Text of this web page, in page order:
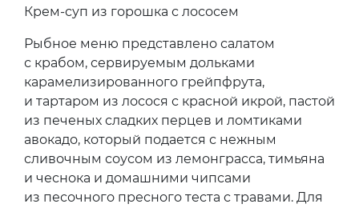
Крем-суп из горошка с лососем
Рыбное меню представлено салатом
с крабом, сервируемым дольками
карамелизированного грейпфрута,
и тартаром из лосося с красной икрой, пастой
из печеных сладких перцев и ломтиками
авокадо, который подается с нежным
сливочным соусом из лемонграсса, тимьяна
и чеснока и домашними чипсами
из песочного пресного теста с травами. Для